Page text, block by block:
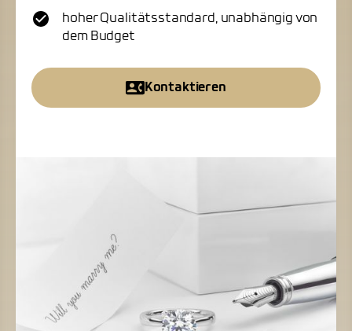
hoher Qualitätsstandard, unabhängig von
dem Budget
Kontaktieren